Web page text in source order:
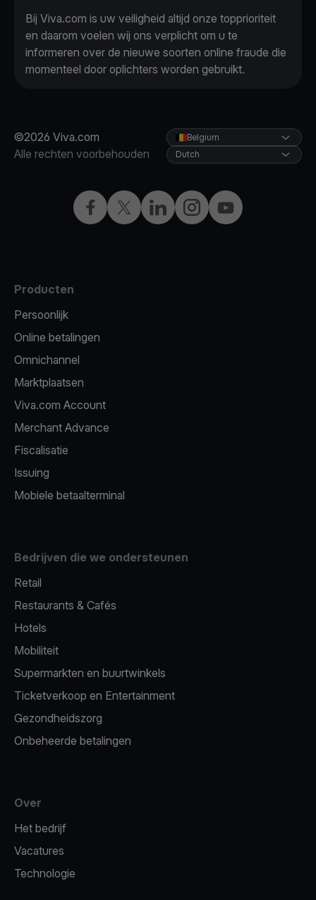
Bij Viva.com is uw veiligheid altijd onze topprioriteit
en daarom voelen wij ons verplicht om u te
informeren over de nieuwe soorten online fraude die
momenteel door oplichters worden gebruikt.
©2026 Viva.com
Alle rechten voorbehouden
Facebook
X LinkedInInstagramYouTube
Belgium
Dutch
Producten
Persoonlijk
Online betalingen
Omnichannel
Marktplaatsen
Viva.com Account
Merchant Advance
Fiscalisatie
Issuing
Mobiele betaalterminal
Bedrijven die we ondersteunen
Retail
Restaurants & Cafés
Hotels
Mobiliteit
Supermarkten en buurtwinkels
Ticketverkoop en Entertainment
Gezondheidszorg
Onbeheerde betalingen
Over
Het bedrijf
Vacatures
Technologie